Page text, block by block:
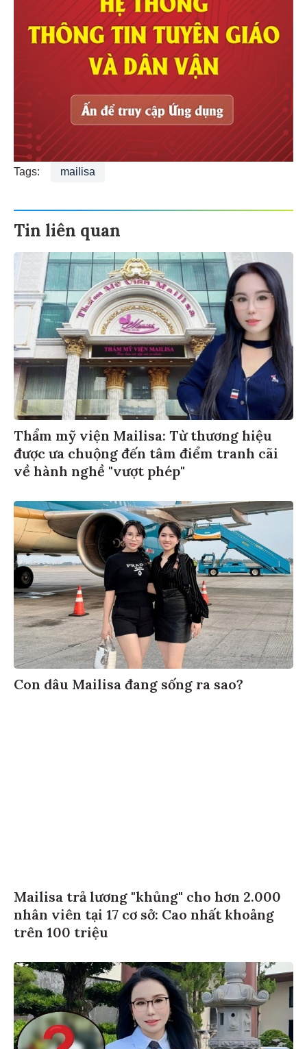
Tags: mailisa
Tin liên quan
Thẩm mỹ viện Mailisa: Từ thương hiệu
được ưa chuộng đến tâm điểm tranh cãi
về hành nghề "vượt phép"
Con dâu Mailisa đang sống ra sao?
Mailisa trả lương "khủng" cho hơn 2.000
nhân viên tại 17 cơ sở: Cao nhất khoảng
trên 100 triệu